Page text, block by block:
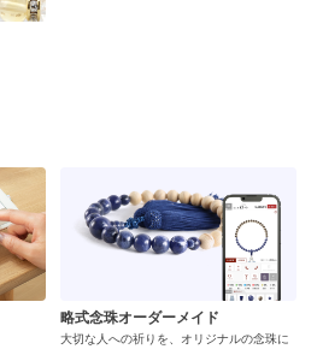
略式念珠オーダーメイド
大切な人への祈りを、オリジナルの念珠に